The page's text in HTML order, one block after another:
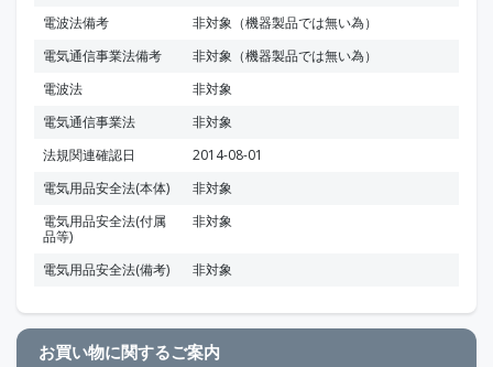
電波法備考
非対象（機器製品では無い為）
電気通信事業法備考
非対象（機器製品では無い為）
電波法
非対象
電気通信事業法
非対象
法規関連確認日
2014-08-01
電気用品安全法(本体)
非対象
電気用品安全法(付属
品等)
非対象
電気用品安全法(備考) 非対象
お買い物に関するご案内